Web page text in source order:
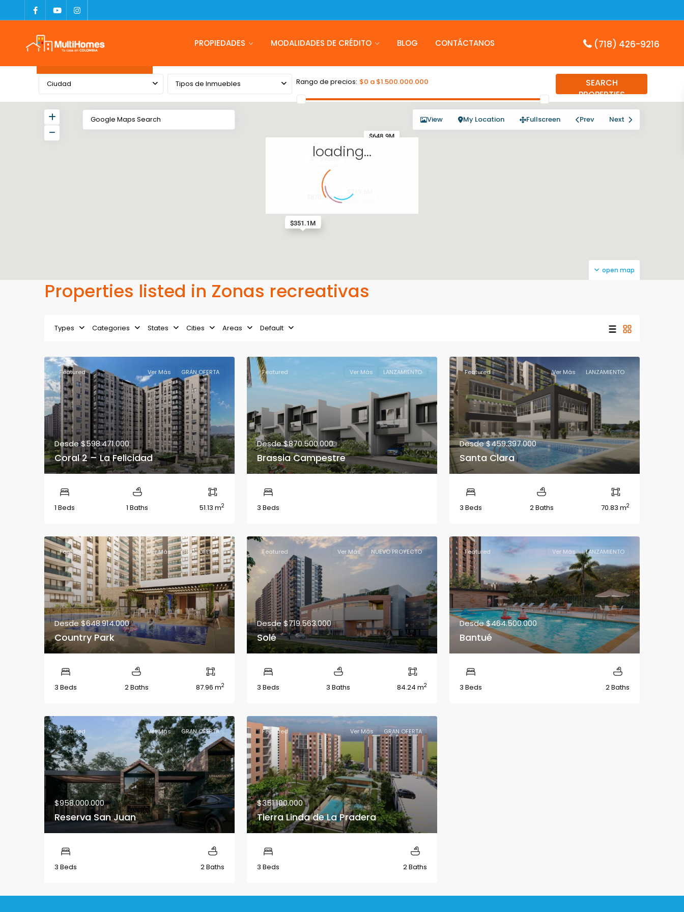
PROPIEDADES MODALIDADES DE CRÉDITO BLOG CONTÁCTANOS (718) 426-9216
Ciudad Tipos de Inmuebles Rango de precios: $0 a $1.500.000.000
SEARCH
PROPERTIES
$598.5M
$870.5M
$459.4M
$648.9M
$719.6M
$464.5M
$958M
$351.1M
loading...
open map
View My Location Fullscreen Prev Next
Properties listed in Zonas recreativas
Types Categories States Cities Areas Default
Featured Ver Más GRAN OFERTA
Desde$598.471.000
Coral 2 – La Felicidad
1 Beds 1 Baths 51.13 m2
Featured Ver Más LANZAMIENTO
Desde$870.500.000
Brassia Campestre
3 Beds
Featured Ver Más LANZAMIENTO
Desde$459.397.000
Santa Clara
3 Beds 2 Baths 70.83 m2
Featured Ver Más GRAN OFERTA
Desde$648.914.000
Country Park
3 Beds 2 Baths 87.96 m2
Featured Ver Más NUEVO PROYECTO
Desde$719.563.000
Solé
3 Beds 3 Baths 84.24 m2
Featured Ver Más LANZAMIENTO
Desde$464.500.000
Bantué
3 Beds 2 Baths
Featured Ver Más GRAN OFERTA
$958.000.000
Reserva San Juan
3 Beds 2 Baths
Featured Ver Más GRAN OFERTA
$351.100.000
Tierra Linda de La Pradera
3 Beds 2 Baths